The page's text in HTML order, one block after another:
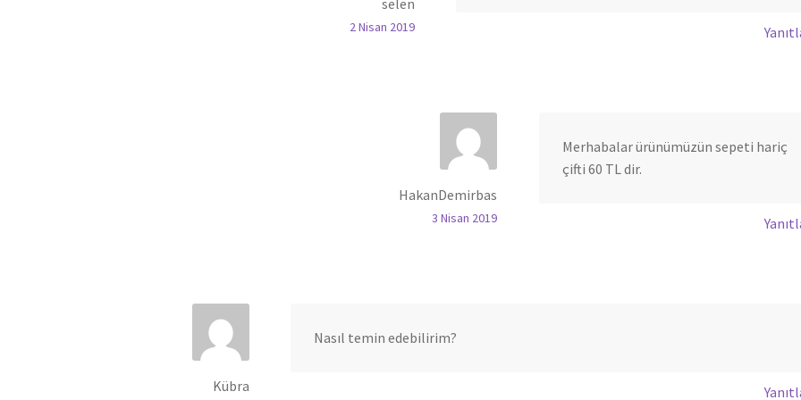
2 Nisan 2019
HakanDemirbas
3 Nisan 2019
Merhabalar ürünümüzün sepeti hariç
çifti 60 TL dir.
Kübra
Nasıl temin edebilirim?